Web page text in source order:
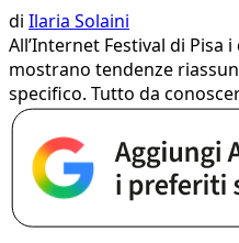
di Ilaria Solaini
All’Internet Festival di Pisa
mostrano tendenze
specifico. Tutto da